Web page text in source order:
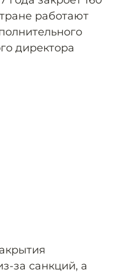
работают
директора
за санкций, а